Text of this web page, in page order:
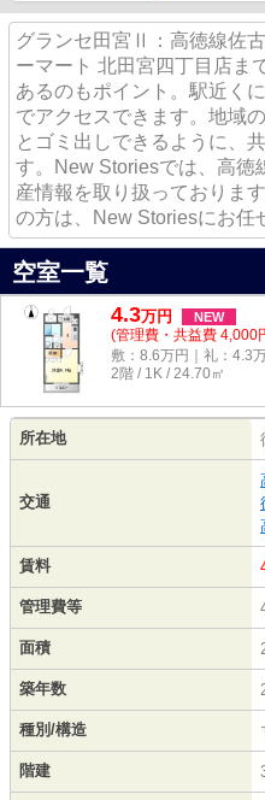
グランセ田宮Ⅱ：高徳線佐
ーマート 北田宮四丁目店ま
あるのもポイント。駅近く
でアクセスできます。地域
とゴミ出しできるように、
す。New Storiesでは、高徳
産情報を取り扱っておりま
の方は、New Storiesにお任
空室一覧
4.3万円 NEW
(管理費・共益費 4,000
敷：8.6万円｜礼：4.3
2階 / 1K / 24.70㎡
所在地
交通
賃料
管理費等
面積
築年数
種別/構造
階建